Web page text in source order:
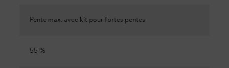
Pente max. avec kit pour fortes pentes
55 %